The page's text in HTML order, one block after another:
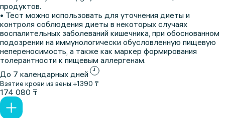
продуктов.
• Тест можно использовать для уточнения диеты и
контроля соблюдения диеты в некоторых случаях
воспалительных заболеваний кишечника, при обоснованном
подозрении на иммунологически обусловленную пищевую
непереносимость, а также как маркер формирования
толерантности к пищевым аллергенам.
До 7 календарных дней
Взятие крови из вены:+1390 ₸
174 080 ₸